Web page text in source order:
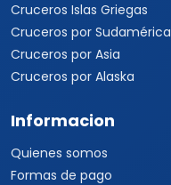
Cruceros Islas Griegas
Cruceros por Sudamérica
Cruceros por Asia
Cruceros por Alaska
Informacion
Quienes somos
Formas de pago